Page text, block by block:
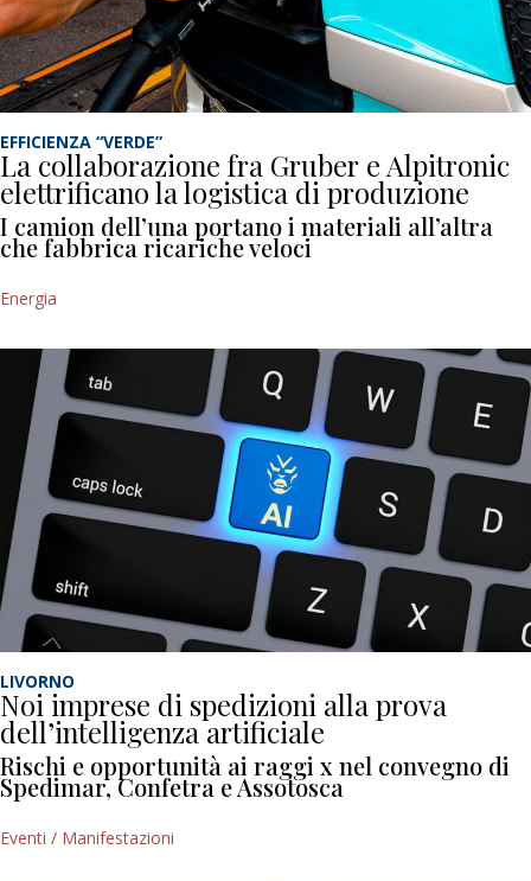
EFFICIENZA “VERDE”
La collaborazione fra Gruber e Alpitronic
elettrificano la logistica di produzione
I camion dell’una portano i materiali all’altra
che fabbrica ricariche veloci
Energia
LIVORNO
Noi imprese di spedizioni alla prova
dell’intelligenza artificiale
Rischi e opportunità ai raggi x nel convegno di
Spedimar, Confetra e Assotosca
Eventi / Manifestazioni